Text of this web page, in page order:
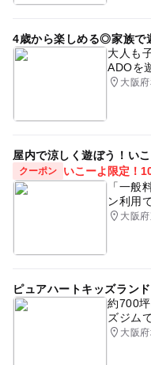
4歳から楽しめる◎家族で
大人も
ADOを
大阪
屋内で涼しく遊ぼう！い
クーポン
いこーよ限定！
「一般
ン利用
大阪
ピュアハートキッズラン
約700
ズジム
大阪